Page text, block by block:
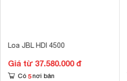
Loa JBL HDI 4500
Giá từ 37.580.000 đ
Có 5 nơi bán